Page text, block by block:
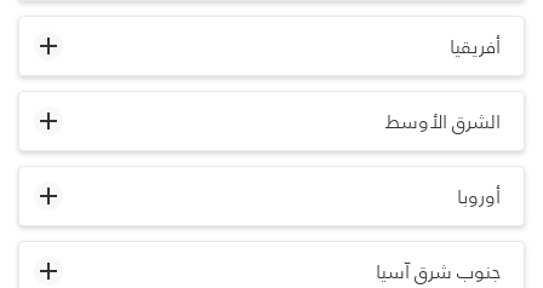
أفريقيا
الشرق الأوسط
أوروبا
جنوب شرق آسيا